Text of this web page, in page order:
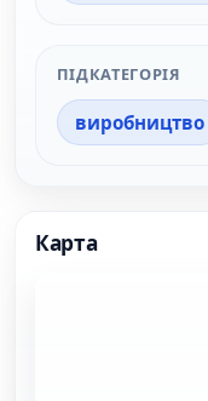
ПІДКАТЕГОРІЯ
виробництво
Карта